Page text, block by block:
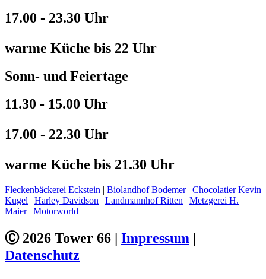
17.00 - 23.30 Uhr
warme Küche bis 22 Uhr
Sonn- und Feiertage
11.30 - 15.00 Uhr
17.00 - 22.30 Uhr
warme Küche bis 21.30 Uhr
Fleckenbäckerei Eckstein | Biolandhof Bodemer| Chocolatier Kevin
Kugel | Harley Davidson | Landmannhof Ritten | Metzgerei H.
Maier| Motorworld
Ⓒ 2026 Tower 66 | Impressum |
Datenschutz